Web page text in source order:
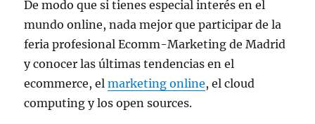
De modo que si tienes especial interés en el
mundo online, nada mejor que participar de la
feria profesional Ecomm-Marketing de Madrid
y conocer las últimas tendencias en el
ecommerce, elmarketing online, el cloud
computing y los open sources.